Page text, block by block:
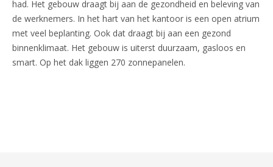
had. Het gebouw draagt bij aan de gezondheid en beleving van
de werknemers. In het hart van het kantoor is een open atrium
met veel beplanting. Ook dat draagt bij aan een gezond
binnenklimaat. Het gebouw is uiterst duurzaam, gasloos en
smart. Op het dak liggen 270 zonnepanelen.